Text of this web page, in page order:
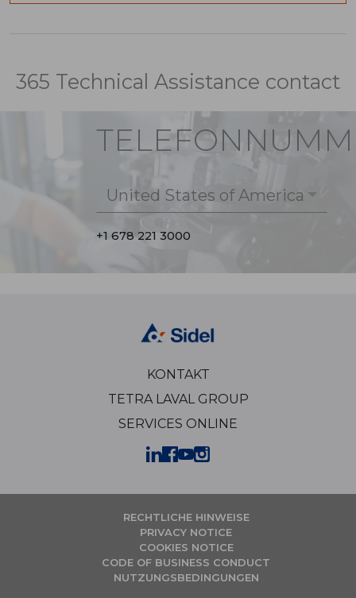
365 Technical Assistance contact
United States of America
+1 678 221 3000
KONTAKT
TETRA LAVAL GROUP
SERVICES ONLINE
RECHTLICHE HINWEISE
PRIVACY NOTICE
COOKIES NOTICE
CODE OF BUSINESS CONDUCT
NUTZUNGSBEDINGUNGEN